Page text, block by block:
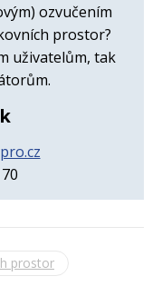
ozvučením
prostor?
uživatelům, tak
prostor